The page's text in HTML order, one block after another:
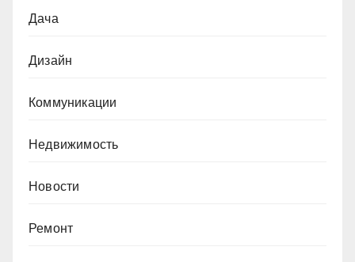
Дача
Дизайн
Коммуникации
Недвижимость
Новости
Ремонт